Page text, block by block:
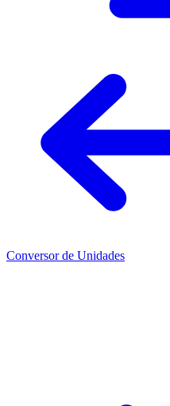
Conversor de Unidades